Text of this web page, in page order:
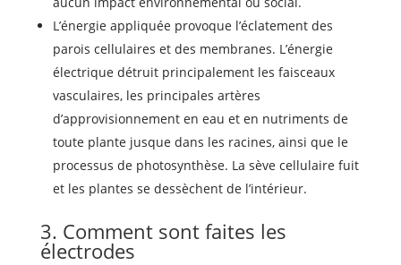
L’énergie appliquée provoque l’éclatement des
parois cellulaires et des membranes. L’énergie
électrique détruit principalement les faisceaux
vasculaires, les principales artères
d’approvisionnement en eau et en nutriments de
toute plante jusque dans les racines, ainsi que le
processus de photosynthèse. La sève cellulaire fuit
et les plantes se dessèchent de l’intérieur.
3. Comment sont faites les
électrodes